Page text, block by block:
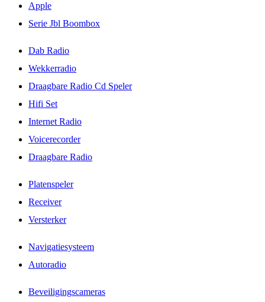
Apple
Serie Jbl Boombox
Dab Radio
Wekkerradio
Draagbare Radio Cd Speler
Hifi Set
Internet Radio
Voicerecorder
Draagbare Radio
Platenspeler
Receiver
Versterker
Navigatiesysteem
Autoradio
Beveiligingscameras